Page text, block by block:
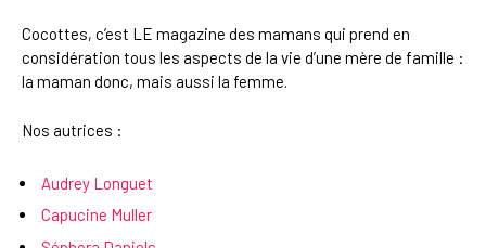
Cocottes, c’est LE magazine des mamans qui prend en
considération tous les aspects de la vie d’une mère de famille :
la maman donc, mais aussi la femme.
Nos autrices :
Audrey Longuet
Capucine Muller